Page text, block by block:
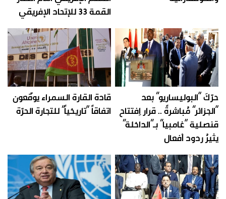
القمة 33 للإتحاد الإفريقي
حرّكَ “البوليساريو” بعد
“الجزائر” مُباشرةً .. قرار اِفتتاح
قنصلية “غامبيا” بـ”الداخلة”
يثيرُ ردود أفعال
قادة القارة السمراء يوقّعون
اتفاقاً “تاريخياً” للتجارة الحرّة